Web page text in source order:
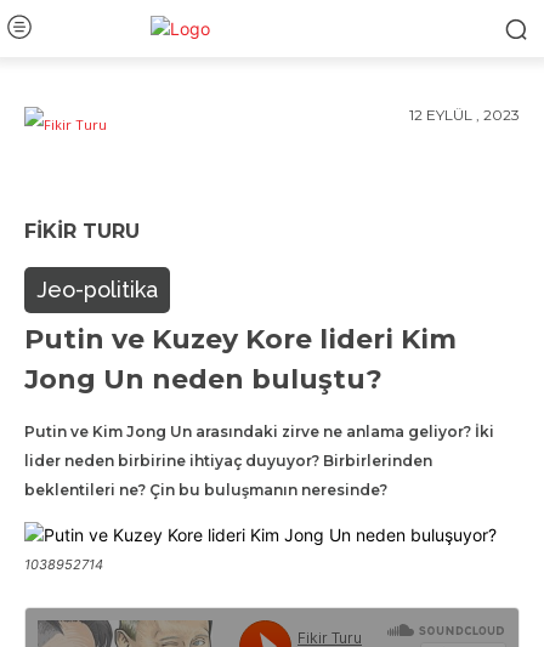
12 EYLÜL , 2023
FIKIR TURU
Jeo-politika
Putin ve Kuzey Kore lideri Kim
Jong Un neden buluştu?
Putin ve Kim Jong Un arasındaki zirve ne anlama geliyor? İki
lider neden birbirine ihtiyaç duyuyor? Birbirlerinden
beklentileri ne? Çin bu buluşmanın neresinde?
1038952714